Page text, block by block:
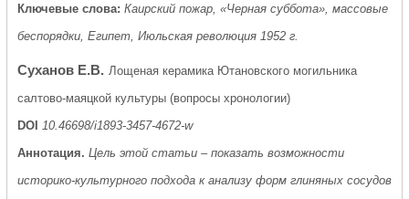
Ключевые слова: Каирский пожар, «Черная суббота», массовые
беспорядки, Египет, Июльская революция 1952 г.
Суханов Е.В. Лощеная керамика Ютановского могильника
салтово-маяцкой культуры (вопросы хронологии)
DOI
10.46698/i1893-3457-4672-w
Аннотация. Цель этой статьи – показать возможности
историко-культурного подхода к анализу форм глиняных сосудов